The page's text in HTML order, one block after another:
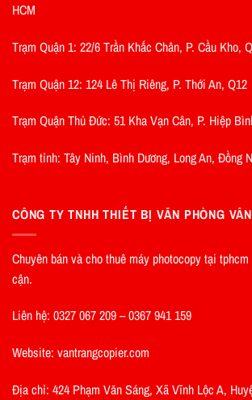
HCM
Trạm Quận 1: 22/6 Trần Khắc Chân, P. Cầu Kho,
Trạm Quận 12: 124 Lê Thị Riêng, P. Thới An, Q12
Trạm Quận Thủ Đức: 51 Kha Vạn Cân, P. Hiệp
Trạm tỉnh: Tây Ninh, Bình Dương, Long An, Đồng
CÔNG TY TNHH THIẾT BỊ VĂN PHÒNG
Chuyên bán và cho thuê máy photocopy tại
cận.
Liên hệ: 0327 067 209 – 0367 941 159
Website: vantrangcopier.com
Địa chỉ: 424 Phạm Văn Sáng, Xã Vĩnh Lộc A,